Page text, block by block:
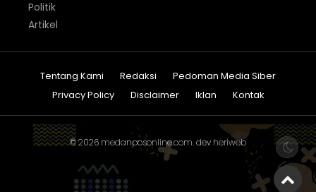
Politik
Artikel
Tentang Kami Redaksi
Pedoman Media Siber
Privacy Policy
Disclaimer Iklan Kontak
© 2026 medanposonline.com. dev heriweb